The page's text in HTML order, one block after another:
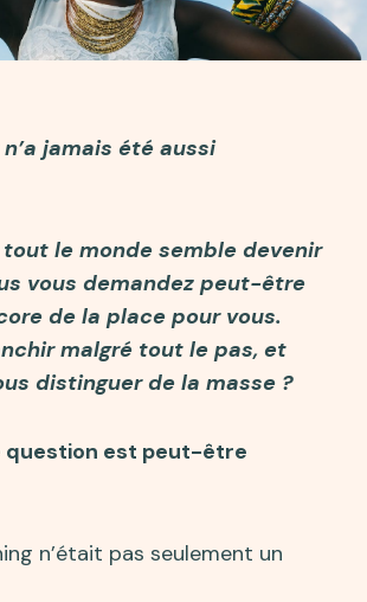
jamais été aussi
tout le monde semble devenir
vous demandez peut-être
de la place pour vous.
malgré tout le pas, et
distinguer de la masse ?
question est peut-être
n’était pas seulement un